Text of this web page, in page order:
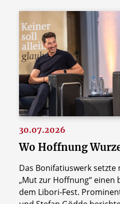
30.07.2026
Wo Hoffnung
Das Bonifatiuswerk
„Mut zur Hoffnung“ einen
dem Libori-Fest.